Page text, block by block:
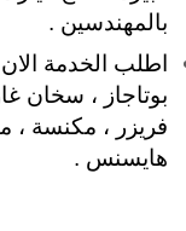
بالمهندسين .
اطلب الخدمة
بوتاجاز ، سخان
فريزر ، مكنسة ،
هايسنس .